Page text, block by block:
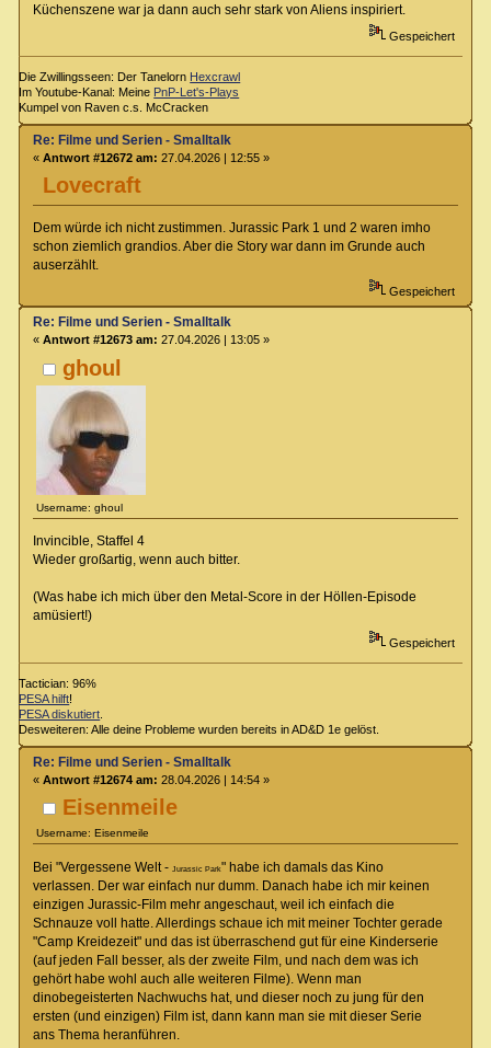
Küchenszene war ja dann auch sehr stark von Aliens inspiriert.
Gespeichert
Die Zwillingsseen: Der Tanelorn Hexcrawl
Im Youtube-Kanal: Meine PnP-Let's-Plays
Kumpel von Raven c.s. McCracken
Lovecraft
Re: Filme und Serien - Smalltalk
« Antwort #12672 am: 27.04.2026 | 12:55 »
Dem würde ich nicht zustimmen. Jurassic Park 1 und 2 waren imho
schon ziemlich grandios. Aber die Story war dann im Grunde auch
auserzählt.
Gespeichert
ghoul
Username: ghoul
Re: Filme und Serien - Smalltalk
« Antwort #12673 am: 27.04.2026 | 13:05 »
Invincible, Staffel 4
Wieder großartig, wenn auch bitter.
(Was habe ich mich über den Metal-Score in der Höllen-Episode
amüsiert!)
Gespeichert
Tactician: 96%
PESA hilft!
PESA diskutiert
Desweiteren: Alle deine Probleme wurden bereits in AD&D 1e gelöst.
Eisenmeile
Username: Eisenmeile
Re: Filme und Serien - Smalltalk
« Antwort #12674 am: 28.04.2026 | 14:54 »
Bei "Vergessene Welt - Jurassic Park" habe ich damals das Kino
verlassen. Der war einfach nur dumm. Danach habe ich mir keinen
einzigen Jurassic-Film mehr angeschaut, weil ich einfach die
Schnauze voll hatte. Allerdings schaue ich mit meiner Tochter gerade
"Camp Kreidezeit" und das ist überraschend gut für eine Kinderserie
(auf jeden Fall besser, als der zweite Film, und nach dem was ich
gehört habe wohl auch alle weiteren Filme). Wenn man
dinobegeisterten Nachwuchs hat, und dieser noch zu jung für den
ersten (und einzigen) Film ist, dann kann man sie mit dieser Serie
ans Thema heranführen.